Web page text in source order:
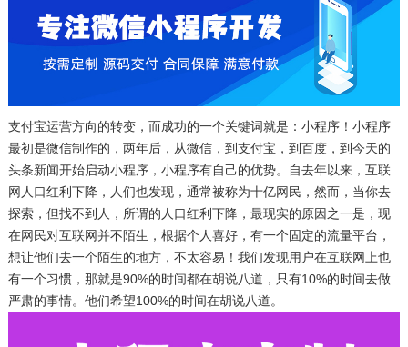
支付宝运营方向的转变，而成功的一个关键词就是：小程序！小程序
最初是微信制作的，两年后，从微信，到支付宝，到百度，到今天的
头条新闻开始启动小程序，小程序有自己的优势。自去年以来，互联
网人口红利下降，人们也发现，通常被称为十亿网民，然而，当你去
探索，但找不到人，所谓的人口红利下降，最现实的原因之一是，现
在网民对互联网并不陌生，根据个人喜好，有一个固定的流量平台，
想让他们去一个陌生的地方，不太容易！我们发现用户在互联网上也
有一个习惯，那就是90%的时间都在胡说八道，只有10%的时间去做
严肃的事情。他们希望100%的时间在胡说八道。